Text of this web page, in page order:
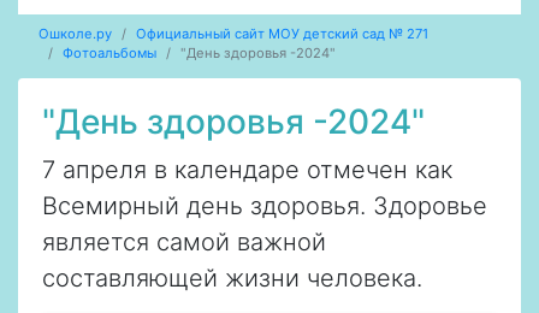
Ошколе.ру
Официальный сайт МОУ детский сад № 271
Фотоальбомы
"День здоровья -2024"
"День здоровья -2024"
7 апреля в календаре отмечен как
Всемирный день здоровья. Здоровье
является самой важной
составляющей жизни человека.